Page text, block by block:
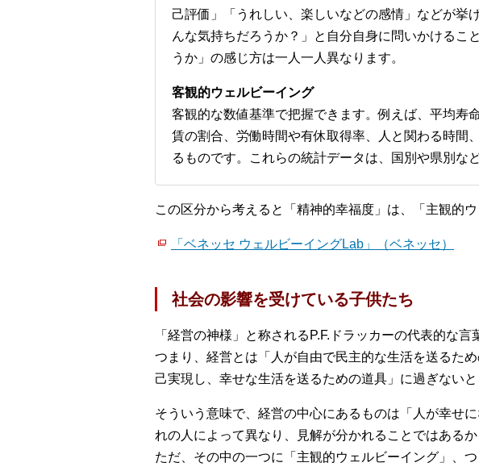
己評価」「うれしい、楽しいなどの感情」などが挙
んな気持ちだろうか？」と自分自身に問いかけるこ
うか」の感じ方は一人一人異なります。
客観的ウェルビーイング
客観的な数値基準で把握できます。例えば、平均寿
賃の割合、労働時間や有休取得率、人と関わる時間
るものです。これらの統計データは、国別や県別な
この区分から考えると「精神的幸福度」は、「主観的
「ベネッセ ウェルビーイングLab」（ベネッセ）
社会の影響を受けている子供たち
「経営の神様」と称されるP.F.ドラッカーの代表的な
つまり、経営とは「人が自由で民主的な生活を送るた
己実現し、幸せな生活を送るための道具」に過ぎないと
そういう意味で、経営の中心にあるものは「人が幸せ
れの人によって異なり、見解が分かれることではあるか
ただ、その中の一つに「主観的ウェルビーイング」、